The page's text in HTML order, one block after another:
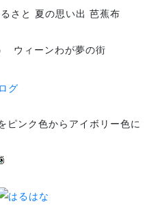
夏の思い出 芭蕉布
ウィーンわが夢の街
ンク色からアイボリー色に